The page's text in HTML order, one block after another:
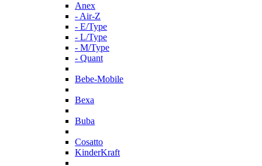
Anex
- Air-Z
- E/Type
- L/Type
- M/Type
- Quant
Bebe-Mobile
Bexa
Buba
Cosatto
KinderKraft